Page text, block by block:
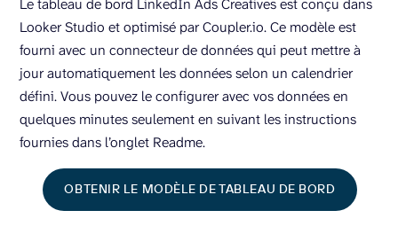
Looker Studio et optimisé par Coupler.io. Ce modèle est
fourni avec un connecteur de données qui peut mettre à
jour automatiquement les données selon un calendrier
défini. Vous pouvez le configurer avec vos données en
quelques minutes seulement en suivant les instructions
fournies dans l’onglet Readme.
OBTENIR LE MODÈLE DE TABLEAU DE BORD